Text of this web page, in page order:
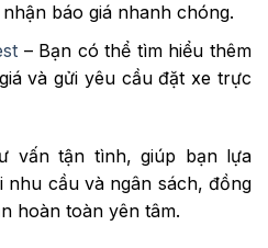
báo giá nhanh chóng.
– Bạn có thể tìm hiểu thêm
và gửi yêu cầu đặt xe trực
vấn tận tình, giúp bạn lựa
cầu và ngân sách, đồng
hoàn toàn yên tâm.